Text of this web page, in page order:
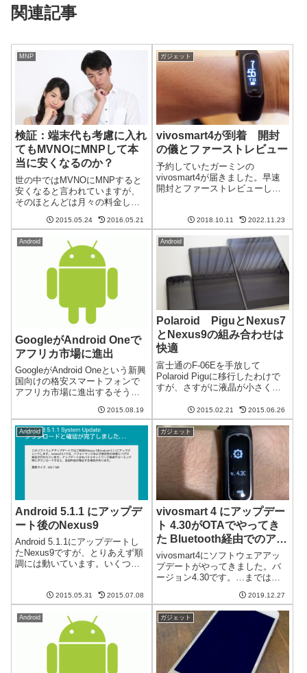
関連記事
MNP
検証：端末代も考慮に入れ
てもMVNOにMNPして本
当に安くなるのか？
世の中ではMVNOにMNPすると
安くなると言われていますが、
そのほとんどは月々の料金しか
考慮に入れても安くなるのか、
固定費なので生活費に直結しま
す。元々、私がドコモから各
MVNOにMN...
2015.05.24 2016.05.21
ガジェット
vivosmart4が到着 開封
の儀とファーストレビュー
予約していたガーミンの
vivosmart4が届きました。早速
開封とファーストレビューした
いています。下記のリンクを参
照ください。非常にコンパクト
な外箱と中身予約しておいたと
2018.10.11 2022.11.23
Android
GoogleがAndroid Oneで
アフリカ市場に進出
GoogleがAndroid Oneという新興
国向けの格安スマートフォンで
アフリカ市場に進出するそうで
普及していないアフリカ市場で
Androidを普及させることができ
るのでしょうか。88ドルのInfinix
HO...
2015.08.19
Android
Polaroid PiguとNexus7
とNexus9の組み合わせは
快適
富士通のF-06Eを手放して
Polaroid Piguに移行したわけで
すが、さすがに液晶が小さくて
きついなと思いました。タブレ
ットと組み合わせてみたそこ
で、タブレットとの併用でこの
問題を解決しようと考えまし
た。候...
2015.02.21 2015.06.26
Android
Android 5.1.1 にアップデ
ート後のNexus9
Android 5.1.1にアップデートし
たNexus9ですが、とりあえず順
調には動いています。いくつか
移り変わりとか、操作に対して
きびきびと反応するようになっ
たような気がします。CP...
2015.05.31 2015.07.08
ガジェット
vivosmart 4 にアップデー
ト 4.30がOTAでやってき
た Bluetooth経由でのアッ
プデートにいつのまにか対
応?
vivosmart4にソフトウェアアッ
プデートがやってきました。バ
ージョン4.30です。…までは普
に接続していないにもかかわら
ず勝手にアップデートされまし
た。いつの間にかBluetooth経由
でのOTAアップデー...
2019.12.27
Android ガジェット